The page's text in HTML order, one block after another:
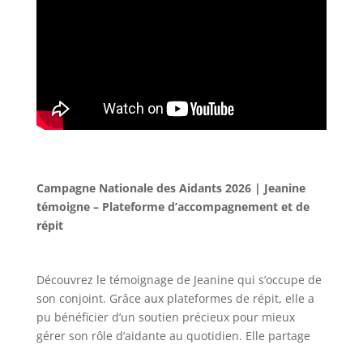
Campagne Nationale des Aidants 2026 | Jeanine
témoigne – Plateforme d’accompagnement et de
répit
Découvrez le témoignage de Jeanine qui s’occupe de
son conjoint. Grâce aux plateformes de répit, elle a
pu bénéficier d’un soutien précieux pour mieux
gérer son rôle d’aidante au quotidien. Elle partage